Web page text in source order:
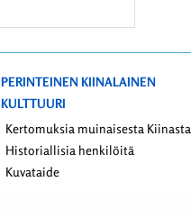
PERINTEINEN KIINALAINEN
KULTTUURI
Kertomuksia muinaisesta Kiinasta
Historiallisia henkilöitä
Kuvataide